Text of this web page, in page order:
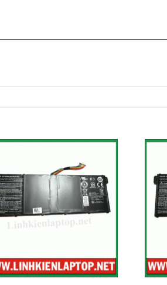
laptop Pin Acer Aspire
đã cắm điện cả ngày
Pin Acer Aspire 4920 của bạn bị hỏng
Khi đến luc này, cục Pin laptop Pin
lúc trước nữa và đã đến lúc bạn nên
4920
bạn hãy đến DoctorLap, với dịch
lớn, nhanh chóng lấy liền, giá tốt
liên hệ:0908.251.500 (Mr. Thiện)